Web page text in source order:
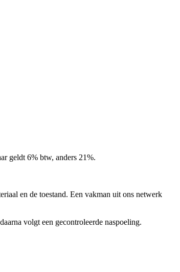
geldt 6% btw, anders 21%.
en de toestand. Een vakman uit ons netwerk
volgt een gecontroleerde naspoeling.